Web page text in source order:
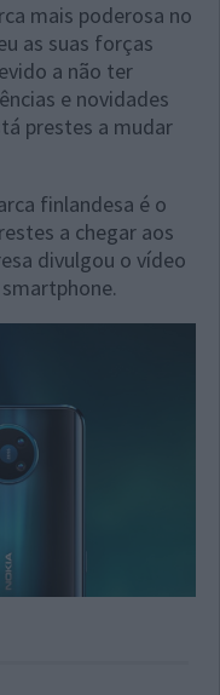
mais poderosa no
as suas forças
a não ter
e novidades
prestes a mudar
finlandesa é o
a chegar aos
divulgou o vídeo